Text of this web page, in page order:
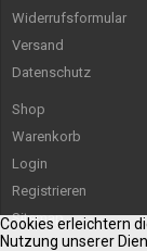
Widerrufsformular
Versand
Datenschutz
Shop
Warenkorb
Login
Registrieren
Sitemap
Cookies erleichtern
Nutzung unserer